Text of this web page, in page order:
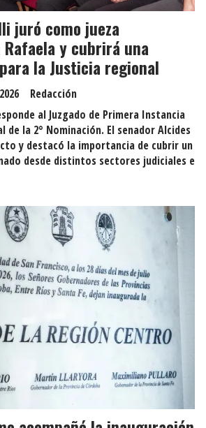
juró como jueza
y cubrirá una
la Justicia regional
Redacción
al Juzgado de Primera Instancia
de la 2° Nominación. El senador Alcides
y destacó la importancia de cubrir un
desde distintos sectores judiciales e